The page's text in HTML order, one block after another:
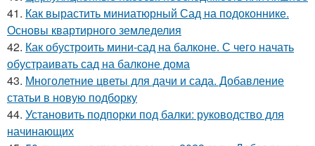
41. Как вырастить миниатюрный Сад на подоконнике.
Основы квартирного земледелия
42. Как обустроить мини-сад на балконе. С чего начать
обустраивать сад на балконе дома
43. Многолетние цветы для дачи и сада. Добавление
статьи в новую подборку
44. Установить подпорки под балки: руководство для
начинающих